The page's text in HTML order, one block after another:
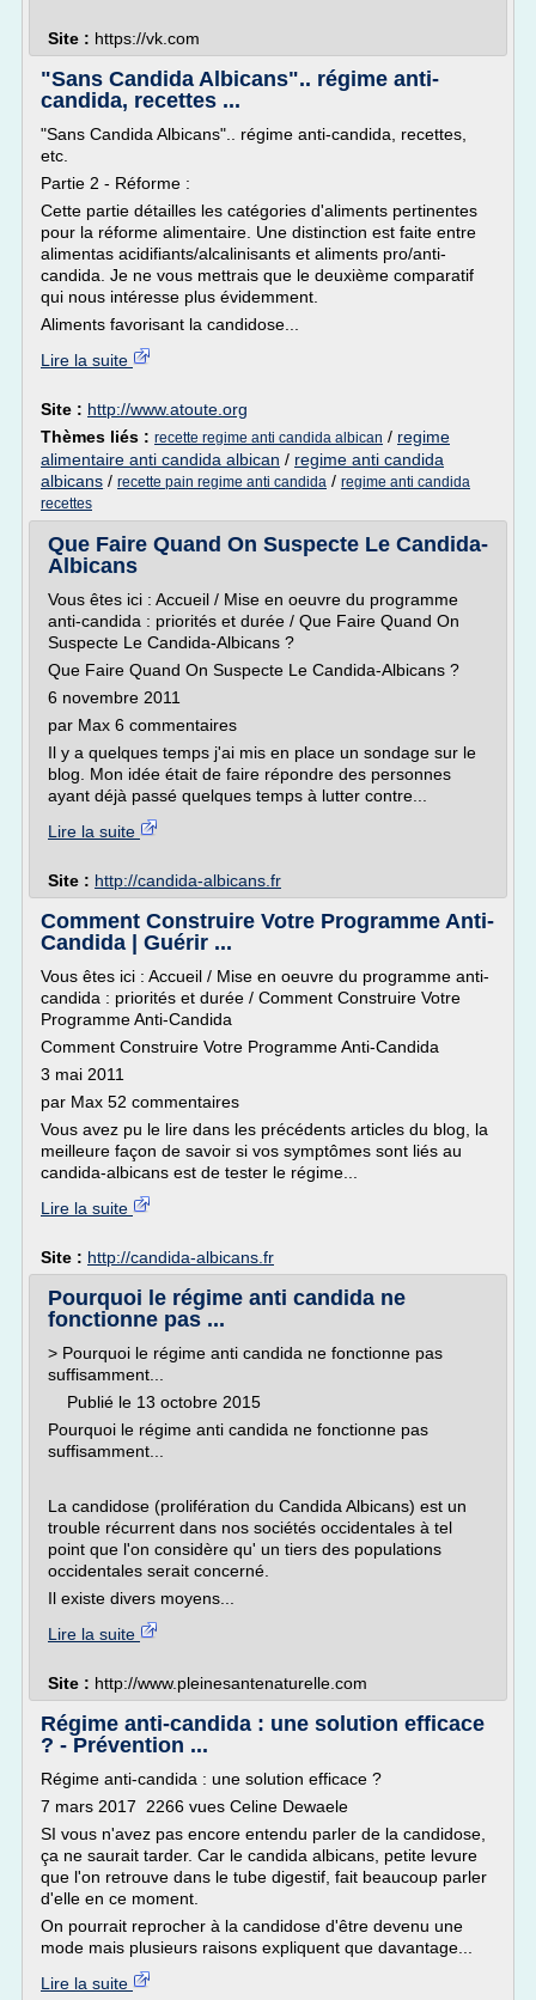
Site : https://vk.com
"Sans Candida Albicans".. régime anti-
candida, recettes ...
"Sans Candida Albicans".. régime anti-candida, recettes,
etc.
Partie 2 - Réforme :
Cette partie détailles les catégories d'aliments pertinentes
pour la réforme alimentaire. Une distinction est faite entre
alimentas acidifiants/alcalinisants et aliments pro/anti-
candida. Je ne vous mettrais que le deuxième comparatif
qui nous intéresse plus évidemment.
Aliments favorisant la candidose...
Lire la suite
Site : http://www.atoute.org
Thèmes liés : recette regime anti candida albican / regime
alimentaire anti candida albican / regime anti candida
albicans / recette pain regime anti candida / regime anti candida
recettes
Que Faire Quand On Suspecte Le Candida-
Albicans
Vous êtes ici : Accueil / Mise en oeuvre du programme
anti-candida : priorités et durée / Que Faire Quand On
Suspecte Le Candida-Albicans ?
Que Faire Quand On Suspecte Le Candida-Albicans ?
6 novembre 2011
par Max 6 commentaires
Il y a quelques temps j'ai mis en place un sondage sur le
blog. Mon idée était de faire répondre des personnes
ayant déjà passé quelques temps à lutter contre...
Lire la suite
Site : http://candida-albicans.fr
Comment Construire Votre Programme Anti-
Candida | Guérir ...
Vous êtes ici : Accueil / Mise en oeuvre du programme anti-
candida : priorités et durée / Comment Construire Votre
Programme Anti-Candida
Comment Construire Votre Programme Anti-Candida
3 mai 2011
par Max 52 commentaires
Vous avez pu le lire dans les précédents articles du blog, la
meilleure façon de savoir si vos symptômes sont liés au
candida-albicans est de tester le régime...
Lire la suite
Site : http://candida-albicans.fr
Pourquoi le régime anti candida ne
fonctionne pas ...
> Pourquoi le régime anti candida ne fonctionne pas
suffisamment...
Publié le 13 octobre 2015
Pourquoi le régime anti candida ne fonctionne pas
suffisamment...
La candidose (prolifération du Candida Albicans) est un
trouble récurrent dans nos sociétés occidentales à tel
point que l'on considère qu' un tiers des populations
occidentales serait concerné.
Il existe divers moyens...
Lire la suite
Site : http://www.pleinesantenaturelle.com
Régime anti-candida : une solution efficace
? - Prévention ...
Régime anti-candida : une solution efficace ?
7 mars 2017 2266 vues Celine Dewaele
SI vous n'avez pas encore entendu parler de la candidose,
ça ne saurait tarder. Car le candida albicans, petite levure
que l'on retrouve dans le tube digestif, fait beaucoup parler
d'elle en ce moment.
On pourrait reprocher à la candidose d'être devenu une
mode mais plusieurs raisons expliquent que davantage...
Lire la suite